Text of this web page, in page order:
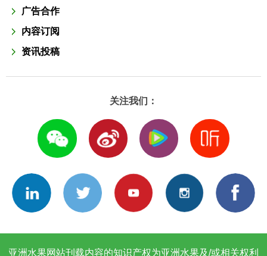
广告合作
内容订阅
资讯投稿
关注我们：
亚洲水果网站刊载内容的知识产权为亚洲水果及/或相关权利